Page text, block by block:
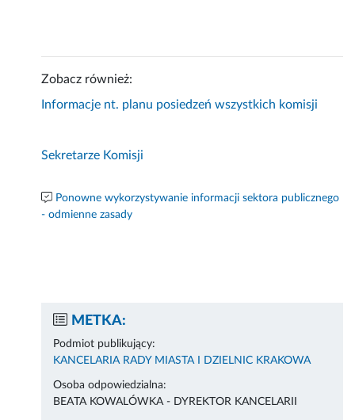
Zobacz również:
Informacje nt. planu posiedzeń wszystkich komisji
Sekretarze Komisji
Ponowne wykorzystywanie informacji sektora publicznego
- odmienne zasady
METKA:
Podmiot publikujący:
KANCELARIA RADY MIASTA I DZIELNIC KRAKOWA
Osoba odpowiedzialna:
BEATA KOWALÓWKA - DYREKTOR KANCELARII